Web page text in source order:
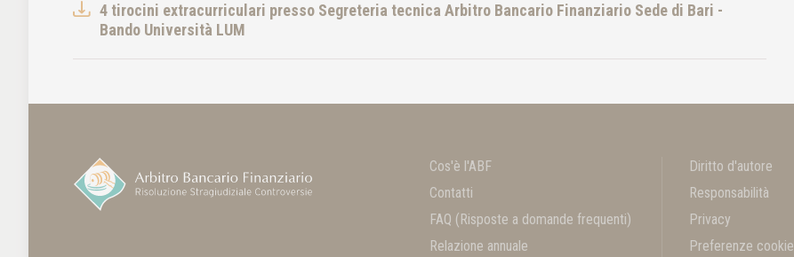
4 tirocini extracurriculari presso Segreteria tecnica Arbitro Bancario Finanziario Sede di Bari -
Bando Università LUM
Cos'è l'ABF
Contatti
FAQ (Risposte a domande frequenti)
Relazione annuale
Diritto d'autore
Responsabilità
Privacy
Preferenze cookie